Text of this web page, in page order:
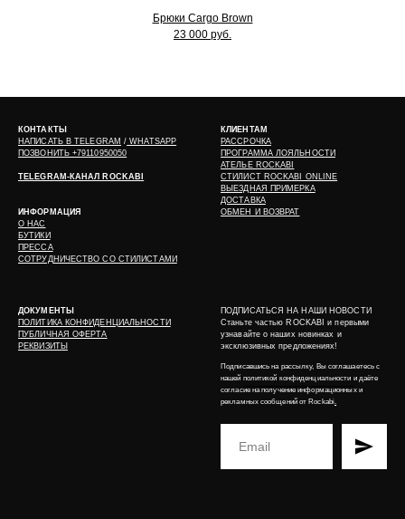
Брюки Cargo Brown
23 000 руб.
КОНТАКТЫ
НАПИСАТЬ ВTELEGRAM / WHATSAPP
ПОЗВОНИТЬ +79110950050
TELEGRAM-КАНАЛ ROCKABI
ИНФОРМАЦИЯ
О НАС
БУТИКИ
ПРЕССА
СОТРУДНИЧЕСТВО СО СТИЛИСТАМИ
КЛИЕНТАМ
РАССРОЧКА
ПРОГРАММА ЛОЯЛЬНОСТИ
АТЕЛЬЕ ROCKABI
СТИЛИСТ ROCKABI ONLINE
ВЫЕЗДНАЯ ПРИМЕРКА
ДОСТАВКА
ОБМЕН И ВОЗВРАТ
ДОКУМЕНТЫ
ПОЛИТИКА КОНФИДЕНЦИАЛЬНОСТИ
ПУБЛИЧНАЯ ОФЕРТА
РЕКВИЗИТЫ
ПОДПИСАТЬСЯ НА НАШИ НОВОСТИ
Станьте частью ROCKABI и первыми
узнавайте о наших новинках и
эксклюзивных предложениях!
Подписавшись на рассылку, Вы соглашаетесь с
нашей политикой конфиденциальности и даёте
согласие на получение информационных и
рекламных сообщений от Rockabi